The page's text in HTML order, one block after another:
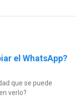
el WhatsApp?
que se puede
verlo?